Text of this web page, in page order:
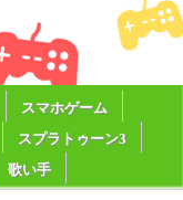
スマホゲーム
スプラトゥーン3
歌い手